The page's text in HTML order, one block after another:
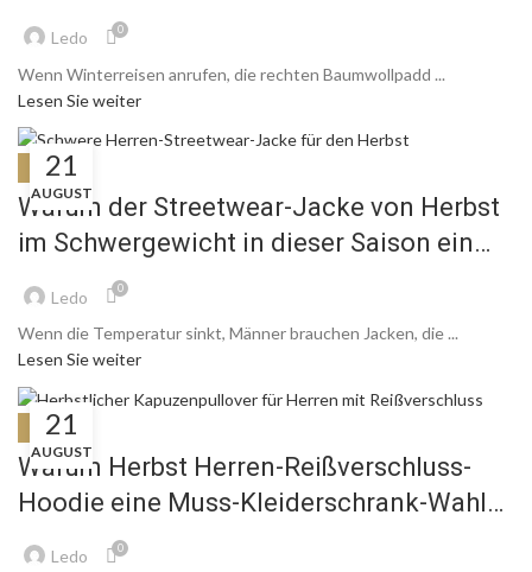
Baumwollparka aus
Ledo 0
Wenn Winterreisen anrufen, die rechten Baumwollpadd ...
Lesen Sie weiter
21
AUGUST
BLOG
Warum der Streetwear-Jacke von Herbst
im Schwergewicht in dieser Saison ein
Muss ist, ist ein Muss
Ledo 0
Wenn die Temperatur sinkt, Männer brauchen Jacken, die ...
Lesen Sie weiter
21
AUGUST
BLOG
Warum Herbst Herren-Reißverschluss-
Hoodie eine Muss-Kleiderschrank-Wahl
ist
Ledo 0